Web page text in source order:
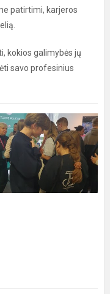
patirtimi, karjeros
kokios galimybės jų
savo profesinius